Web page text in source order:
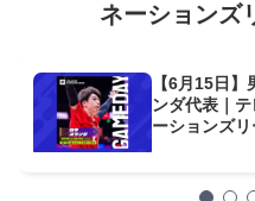
ネーションズ
【6月15日
ンダ代表｜
ーションズ